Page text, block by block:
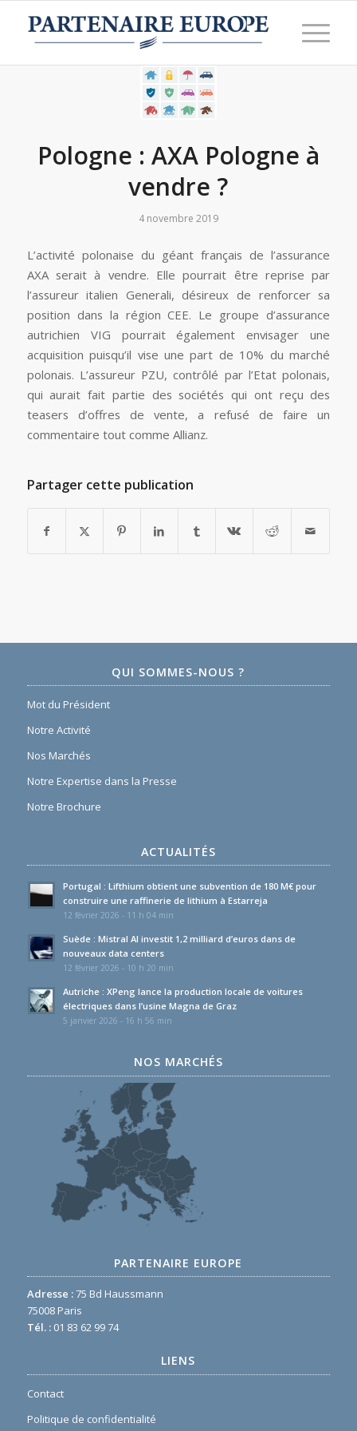
Pologne : AXA Pologne à
vendre ?
4 novembre 2019
L’activité polonaise du géant français de l’assurance
AXA serait à vendre. Elle pourrait être reprise par
l’assureur italien Generali, désireux de renforcer sa
position dans la région CEE. Le groupe d’assurance
autrichien VIG pourrait également envisager une
acquisition puisqu’il vise une part de 10% du marché
polonais. L’assureur PZU, contrôlé par l’Etat polonais,
qui aurait fait partie des sociétés qui ont reçu des
teasers d’offres de vente, a refusé de faire un
commentaire tout comme Allianz.
Partager cette publication
QUI SOMMES-NOUS ?
Mot du Président
Notre Activité
Nos Marchés
Notre Expertise dans la Presse
Notre Brochure
ACTUALITÉS
Portugal : Lifthium obtient une subvention de 180 M€ pour
construire une raffinerie de lithium à Estarreja
12 février 2026 - 11 h 04 min
Suède : Mistral AI investit 1,2 milliard d’euros dans de
nouveaux data centers
12 février 2026 - 10 h 20 min
Autriche : XPeng lance la production locale de voitures
électriques dans l’usine Magna de Graz
5 janvier 2026 - 16 h 56 min
NOS MARCHÉS
PARTENAIRE EUROPE
Adresse :75 Bd Haussmann
75008 Paris
Tél. :01 83 62 99 74
LIENS
Contact
Politique de confidentialité